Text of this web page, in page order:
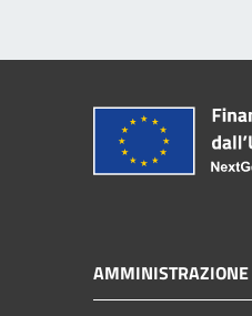
AMMINISTRAZIONE